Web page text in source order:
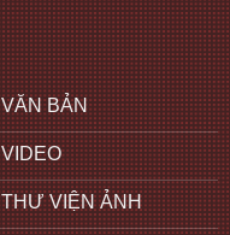
VĂN BẢN
VIDEO
THƯ VIỆN ẢNH